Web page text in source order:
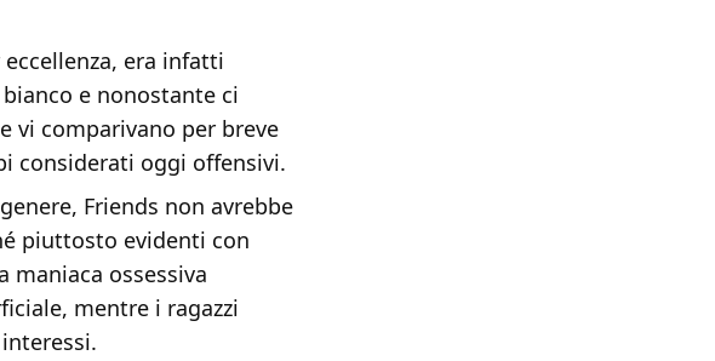
era infatti
e nonostante ci
vi comparivano per breve
considerati oggi offensivi.
Friends non avrebbe
piuttosto evidenti con
maniaca ossessiva
mentre i ragazzi